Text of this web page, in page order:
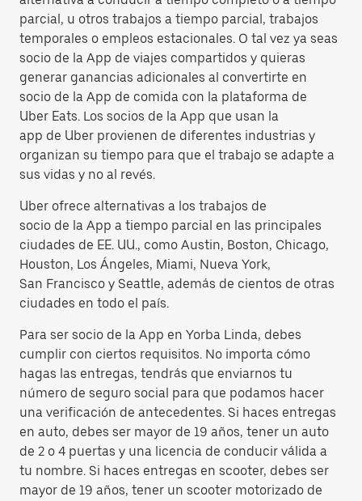
parcial, u otros trabajos a tiempo parcial, trabajos
temporales o empleos estacionales. O tal vez ya seas
socio de la App de viajes compartidos y quieras
generar ganancias adicionales al convertirte en
socio de la App de comida con la plataforma de
Uber Eats. Los socios de la App que usan la
app de Uber provienen de diferentes industrias y
organizan su tiempo para que el trabajo se adapte a
sus vidas y no al revés.
Uber ofrece alternativas a los trabajos de
socio de la App a tiempo parcial en las principales
ciudades de EE. UU., como Austin, Boston, Chicago,
Houston, Los Ángeles, Miami, Nueva York,
San Francisco y Seattle, además de cientos de otras
ciudades en todo el país.
Para ser socio de la App en Yorba Linda, debes
cumplir con ciertos requisitos. No importa cómo
hagas las entregas, tendrás que enviarnos tu
número de seguro social para que podamos hacer
una verificación de antecedentes. Si haces entregas
en auto, debes ser mayor de 19 años, tener un auto
de 2 o 4 puertas y una licencia de conducir válida a
tu nombre. Si haces entregas en scooter, debes ser
mayor de 19 años, tener un scooter motorizado de